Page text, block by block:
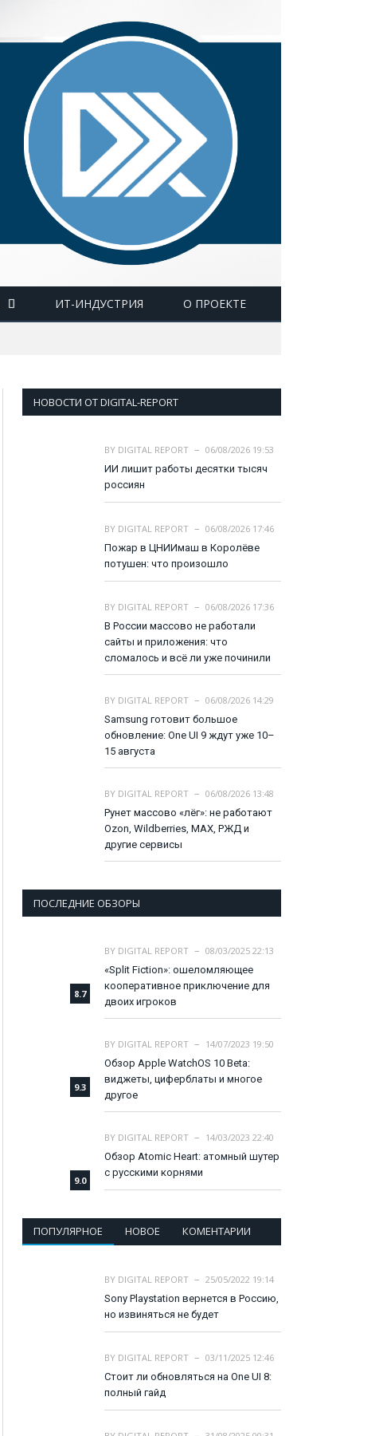
ИТ-ИНДУСТРИЯ О ПРОЕКТЕ
НОВОСТИ ОТ DIGITAL-REPORT
BY DIGITAL REPORT
06/08/2026 19:53
ИИ лишит работы десятки тысяч
россиян
BY DIGITAL REPORT
06/08/2026 17:46
Пожар в ЦНИИмаш в Королёве
потушен: что произошло
BY DIGITAL REPORT
06/08/2026 17:36
В России массово не работали
сайты и приложения: что
сломалось и всё ли уже починили
BY DIGITAL REPORT
06/08/2026 14:29
Samsung готовит большое
обновление: One UI 9 ждут уже 10–
15 августа
BY DIGITAL REPORT
06/08/2026 13:48
Рунет массово «лёг»: не работают
Ozon, Wildberries, MAX, РЖД и
другие сервисы
ПОСЛЕДНИЕ ОБЗОРЫ
8.7
BY DIGITAL REPORT
08/03/2025 22:13
«Split Fiction»: ошеломляющее
кооперативное приключение для
двоих игроков
9.3
BY DIGITAL REPORT
14/07/2023 19:50
Обзор Apple WatchOS 10 Beta:
виджеты, циферблаты и многое
другое
9.0
BY DIGITAL REPORT
14/03/2023 22:40
Обзор Atomic Heart: атомный шутер
с русскими корнями
ПОПУЛЯРНОЕ НОВОЕ КОМЕНТАРИИ
BY DIGITAL REPORT
25/05/2022 19:14
Sony Playstation вернется в Россию,
но извиняться не будет
BY DIGITAL REPORT
03/11/2025 12:46
Стоит ли обновляться на One UI 8:
полный гайд